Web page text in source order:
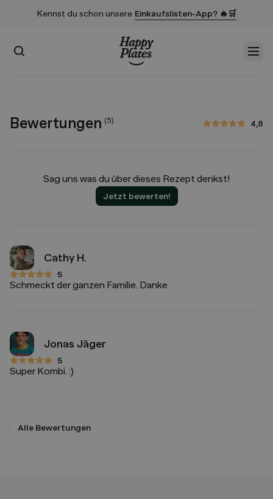
Kennst du schon unsere Einkaufslisten-App? 🔥🛒
Suchen
Bewertungen (5) 4,8
4,8 von 5 Sternen
Sag uns was du über dieses Rezept denkst!
Jetzt bewerten!
Cathy H.
5
5 von 5 Sternen
Schmeckt der ganzen Familie. Danke
Jonas Jäger
5
5 von 5 Sternen
Super Kombi. :)
Alle Bewertungen